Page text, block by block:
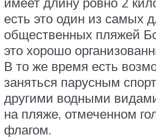
есть это один из самых
общественных пляжей
это хорошо
В то же время есть
заняться парусным
другими водными
на пляже, отмеченном
флагом.